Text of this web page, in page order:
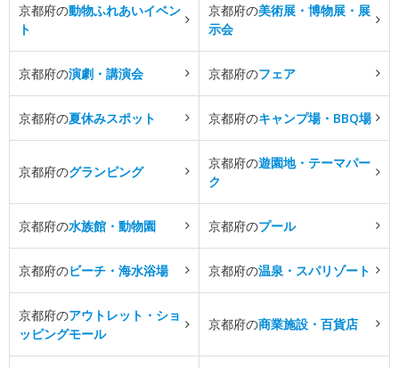
京都府の動物ふれあいイベン
ト
京都府の美術展・博物展・展
示会
京都府の演劇・講演会 京都府のフェア
京都府の夏休みスポット 京都府のキャンプ場・BBQ場
京都府のグランピング
京都府の遊園地・テーマパー
ク
京都府の水族館・動物園 京都府のプール
京都府のビーチ・海水浴場 京都府の温泉・スパリゾート
京都府のアウトレット・ショ
ッピングモール
京都府の商業施設・百貨店